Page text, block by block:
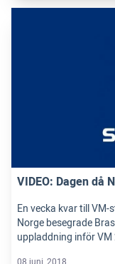
VIDEO: Dagen då
En vecka kvar till
Norge besegrade
uppladdning inför